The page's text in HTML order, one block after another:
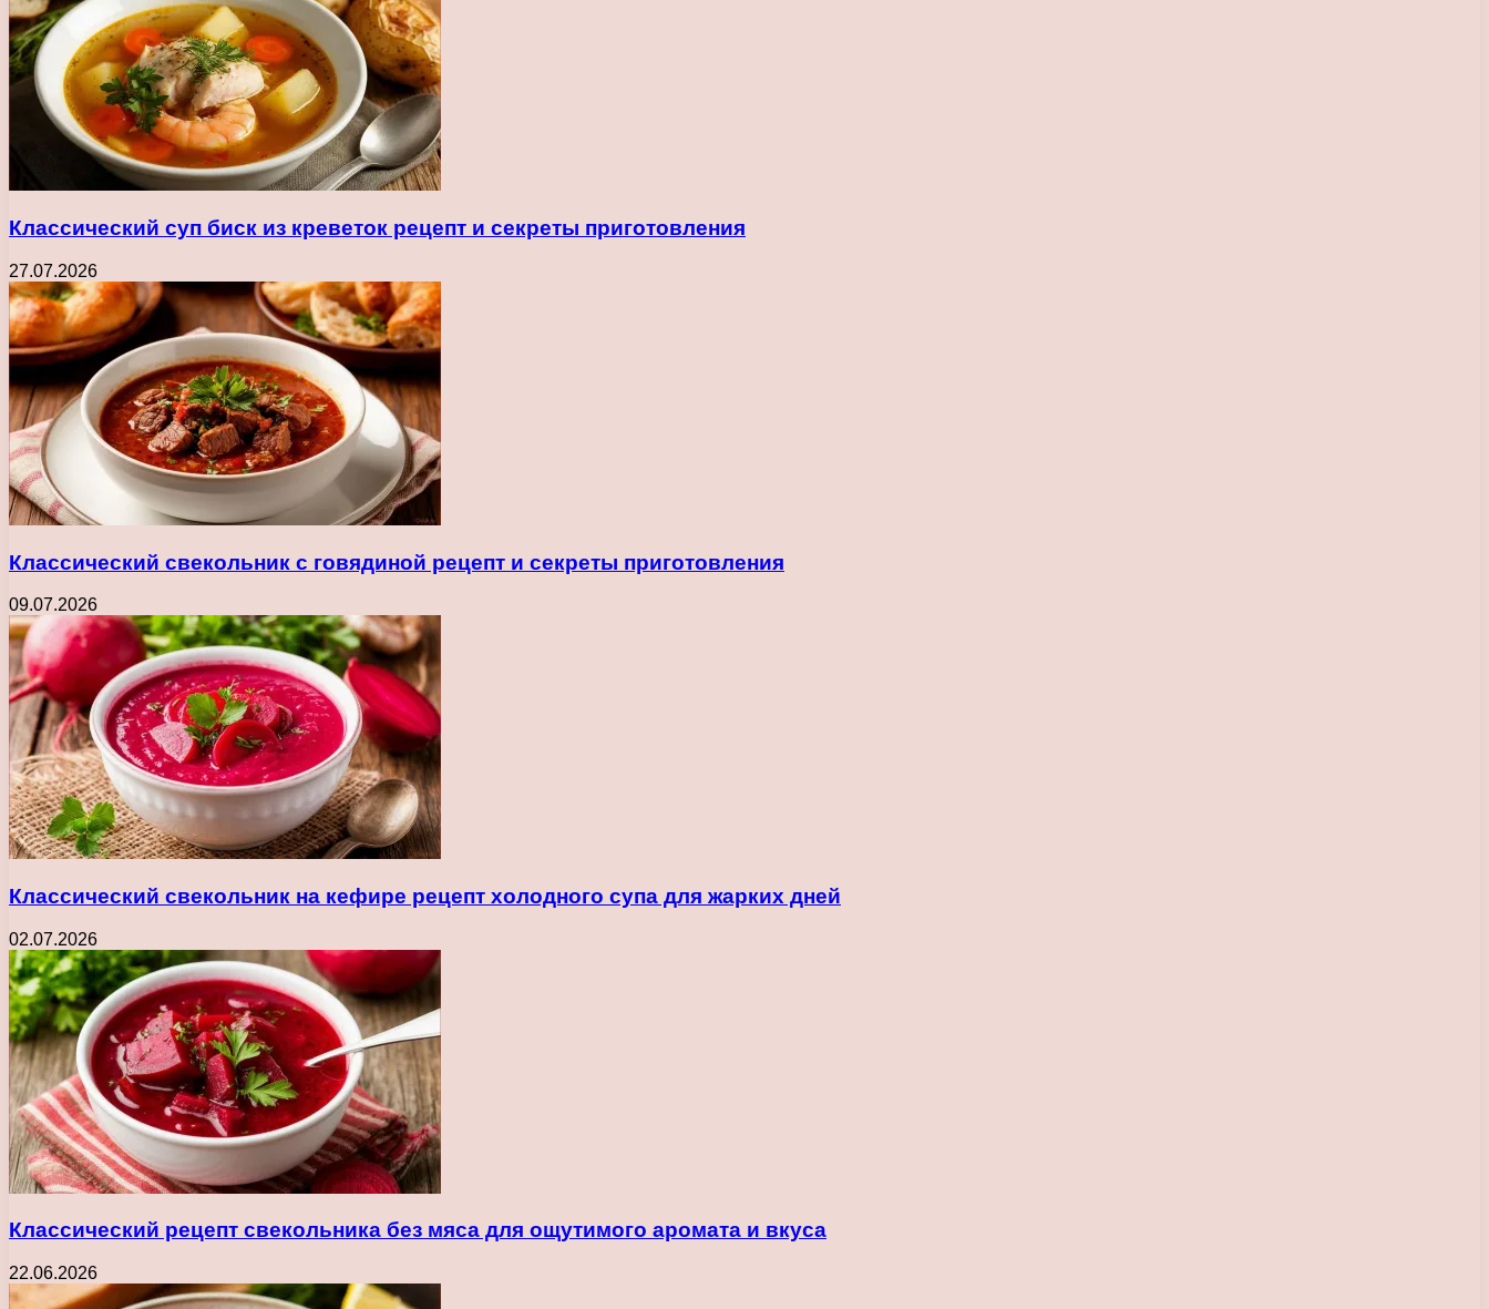
Классический суп биск из креветок рецепт и секреты приготовления
27.07.2026
Классический свекольник с говядиной рецепт и секреты приготовления
09.07.2026
Классический свекольник на кефире рецепт холодного супа для жарких дней
02.07.2026
Классический рецепт свекольника без мяса для ощутимого аромата и вкуса
22.06.2026